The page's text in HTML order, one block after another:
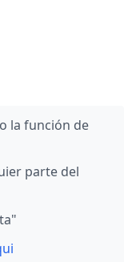
la función de
parte del